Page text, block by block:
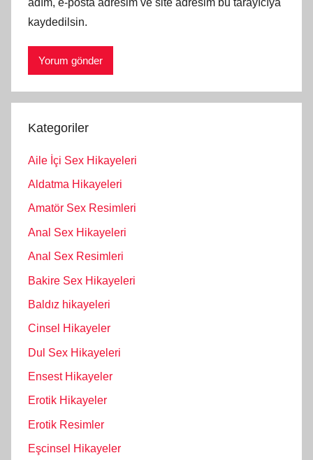
adım, e-posta adresim ve site adresim bu tarayıcıya
kaydedilsin.
Kategoriler
Aile İçi Sex Hikayeleri
Aldatma Hikayeleri
Amatör Sex Resimleri
Anal Sex Hikayeleri
Anal Sex Resimleri
Bakire Sex Hikayeleri
Baldız hikayeleri
Cinsel Hikayeler
Dul Sex Hikayeleri
Ensest Hikayeler
Erotik Hikayeler
Erotik Resimler
Eşcinsel Hikayeler